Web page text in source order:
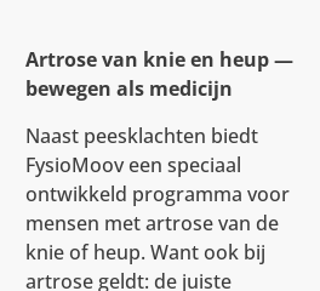
Artrose van knie en heup —
bewegen als medicijn
Naast peesklachten biedt
FysioMoov een speciaal
ontwikkeld programma voor
mensen met artrose van de
knie of heup. Want ook bij
artrose geldt: de juiste